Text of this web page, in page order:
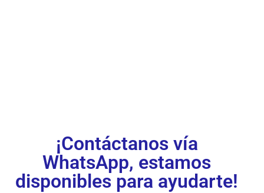
¡Contáctanos vía
WhatsApp, estamos
disponibles para ayudarte!